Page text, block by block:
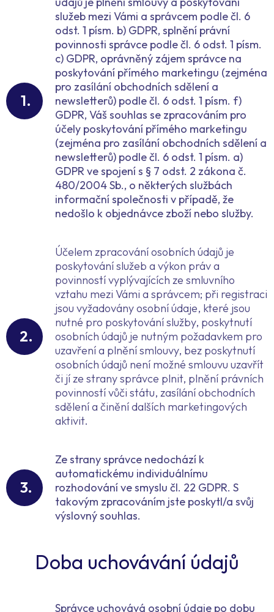
služeb mezi Vámi a správcem podle čl. 6
odst. 1 písm. b) GDPR, splnění právní
povinnosti správce podle čl. 6 odst. 1 písm.
c) GDPR, oprávněný zájem správce na
poskytování přímého marketingu (zejména
pro zasílání obchodních sdělení a
newsletterů) podle čl. 6 odst. 1 písm. f)
GDPR, Váš souhlas se zpracováním pro
účely poskytování přímého marketingu
(zejména pro zasílání obchodních sdělení a
newsletterů) podle čl. 6 odst. 1 písm. a)
GDPR ve spojení s § 7 odst. 2 zákona č.
480/2004 Sb., o některých službách
informační společnosti v případě, že
nedošlo k objednávce zboží nebo služby.
Účelem zpracování osobních údajů je
poskytování služeb a výkon práv a
povinností vyplývajících ze smluvního
vztahu mezi Vámi a správcem; při registraci
jsou vyžadovány osobní údaje, které jsou
nutné pro poskytování služby, poskytnutí
osobních údajů je nutným požadavkem pro
uzavření a plnění smlouvy, bez poskytnutí
osobních údajů není možné smlouvu uzavřít
či jí ze strany správce plnit, plnění právních
povinností vůči státu, zasílání obchodních
sdělení a činění dalších marketingových
aktivit.
Ze strany správce nedochází k
automatickému individuálnímu
rozhodování ve smyslu čl. 22 GDPR. S
takovým zpracováním jste poskytl/a svůj
výslovný souhlas.
Doba uchovávání údajů
Správce uchovává osobní údaje po dobu